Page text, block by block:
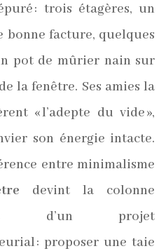
: trois étagères, un
bonne facture, quelques
pot de mûrier nain sur
la fenêtre. Ses amies la
« l’adepte du vide »,
son énergie intacte.
entre minimalisme
devint la colonne
d’un projet
: proposer une taie